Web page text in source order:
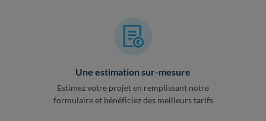
Une estimation sur-mesure
Estimez votre projet en remplissant notre
formulaire et bénéficiez des meilleurs tarifs